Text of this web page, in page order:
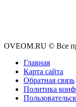
OVEOM.RU © Все
Главная
Карта сайта
Обратная связь
Политика